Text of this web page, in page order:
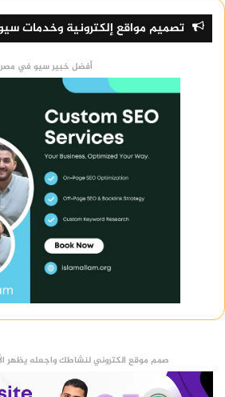
تصميم مواقع إلكترونية وخدمات
أفضل خبير سيو في مصر
صمم موقع الكتروني لنشاطك واجعله يظهر